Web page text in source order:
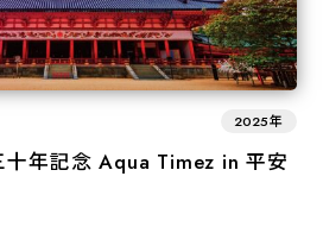
2025年
十年記念 Aqua Timez in 平安